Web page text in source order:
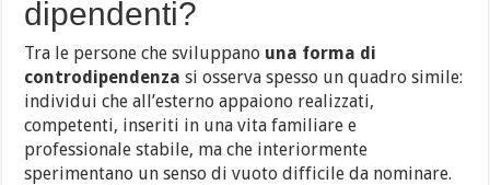
dipendenti?
Tra le persone che sviluppano una forma di
controdipendenza si osserva spesso un quadro simile:
individui che all’esterno appaiono realizzati,
competenti, inseriti in una vita familiare e
professionale stabile, ma che interiormente
sperimentano un senso di vuoto difficile da nominare.